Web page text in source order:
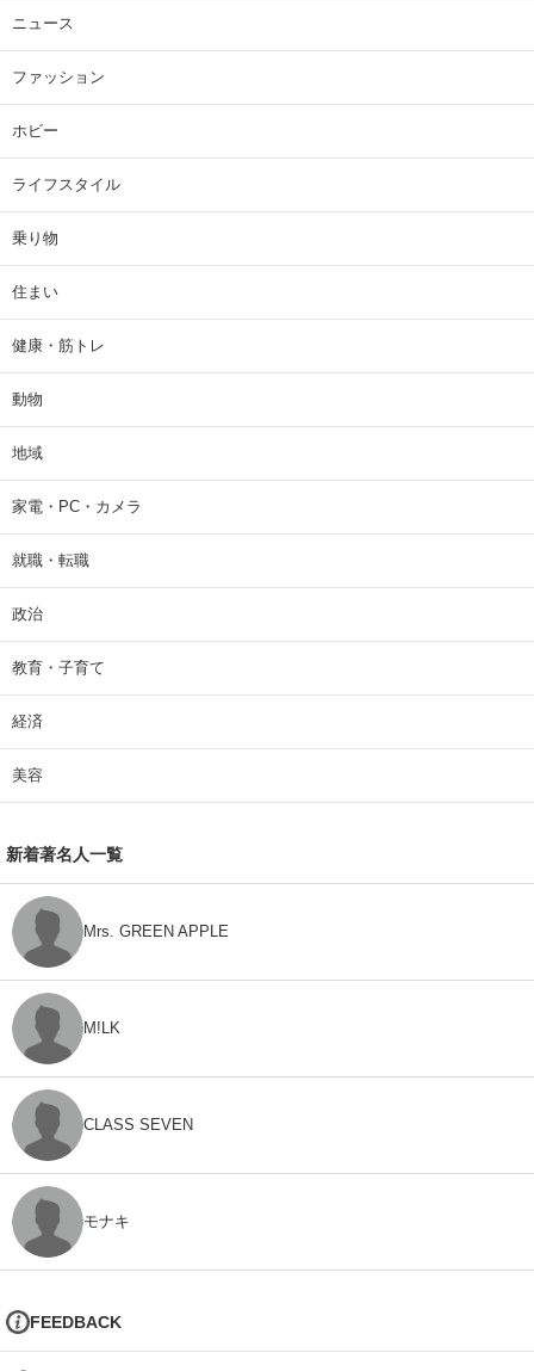
ニュース
ファッション
ホビー
ライフスタイル
乗り物
住まい
健康・筋トレ
動物
地域
家電・PC・カメラ
就職・転職
政治
教育・子育て
経済
美容
新着著名人一覧
Mrs. GREEN APPLE
M!LK
CLASS SEVEN
モナキ
FEEDBACK